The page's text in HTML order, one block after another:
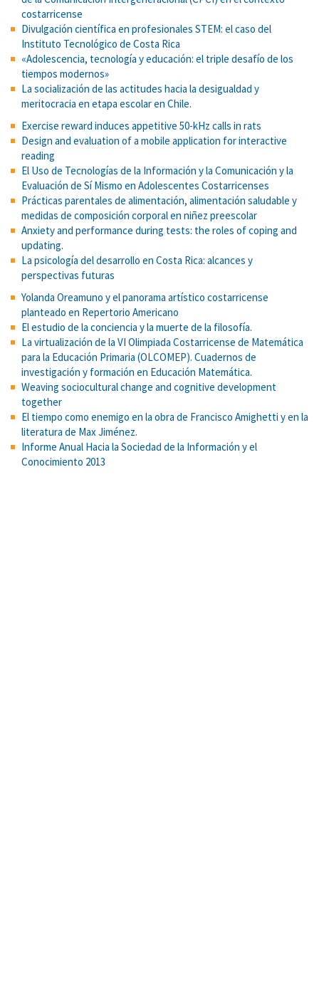
costarricense
Divulgación científica en profesionales STEM: el caso del
Instituto Tecnológico de Costa Rica
«Adolescencia, tecnología y educación: el triple desafío de los
tiempos modernos»
La socialización de las actitudes hacia la desigualdad y
meritocracia en etapa escolar en Chile.
Exercise reward induces appetitive 50-kHz calls in rats
Design and evaluation of a mobile application for interactive
reading
El Uso de Tecnologías de la Información y la Comunicación y la
Evaluación de Sí Mismo en Adolescentes Costarricenses
Prácticas parentales de alimentación, alimentación saludable y
medidas de composición corporal en niñez preescolar
Anxiety and performance during tests: the roles of coping and
updating.
La psicología del desarrollo en Costa Rica: alcances y
perspectivas futuras
Yolanda Oreamuno y el panorama artístico costarricense
planteado en Repertorio Americano
El estudio de la conciencia y la muerte de la filosofía.
La virtualización de la VI Olimpiada Costarricense de Matemática
para la Educación Primaria (OLCOMEP). Cuadernos de
investigación y formación en Educación Matemática.
Weaving sociocultural change and cognitive development
together
El tiempo como enemigo en la obra de Francisco Amighetti y en la
literatura de Max Jiménez.
Informe Anual Hacia la Sociedad de la Información y el
Conocimiento 2013